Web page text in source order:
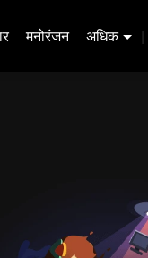
मनोरंजन अधिक |